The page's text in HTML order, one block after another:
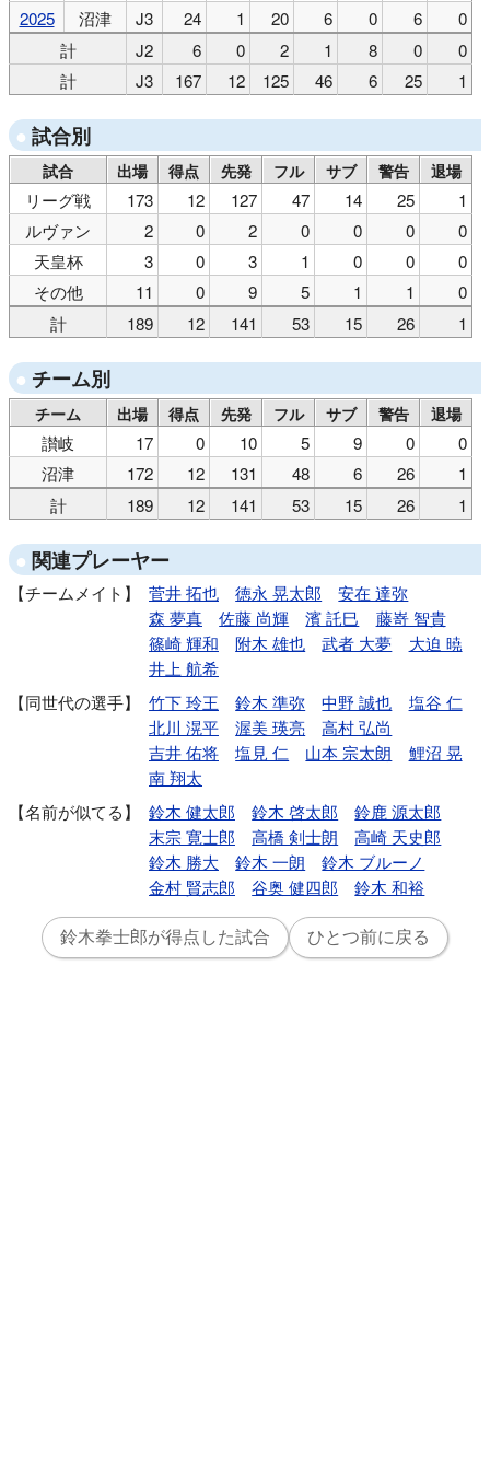
2025
沼津 J3 24 1 20 6 0 6
0
計
J2 6 0 2 1 8 0
0
計
J3 167 12 125 46 6 25 1
試合別
試合 出場 得点 先発 フル サブ 警告 退場
リーグ戦 173 12 127 47 14 25
1
ルヴァン
2 0 2 0 0 0
0
天皇杯
3 0 3 1 0 0
0
その他
11 0 9 5 1 1
0
計
189 12 141 53 15 26 1
チーム別
チーム 出場 得点 先発 フル サブ 警告 退場
讃岐 17 0 10 5 9 0
0
沼津
172 12 131 48 6 26
1
計
189 12 141 53 15 26 1
関連プレーヤー
チームメイト 菅井 拓也 徳永 晃太郎
安在 達弥
森 夢真
佐藤 尚輝 濱 託巳
藤嵜 智貴
篠崎 輝和
附木 雄也 武者 大夢
大迫 暁
井上 航希
同世代の選手
竹下 玲王 鈴木 準弥 中野 誠也
塩谷 仁
北川 滉平
渥美 瑛亮
高村 弘尚
吉井 佑将
塩見 仁 山本 宗太朗
鯉沼 晃
南 翔太
名前が似てる
鈴木 健太郎 鈴木 啓太郎
鈴鹿 源太郎
末宗 寛士郎
高橋 剣士朗
高崎 天史郎
鈴木 勝大
鈴木 一朗
鈴木 ブルーノ
金村 賢志郎
谷奥 健四郎 鈴木 和裕
鈴木拳士郎が得点した試合 ひとつ前に戻る